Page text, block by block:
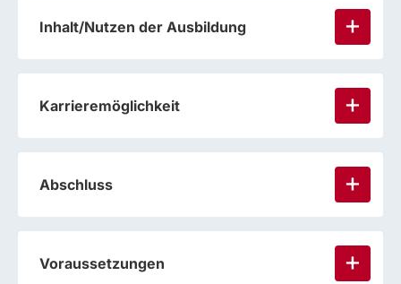
Inhalt/Nutzen der Ausbildung
Karrieremöglichkeit
Abschluss
Voraussetzungen